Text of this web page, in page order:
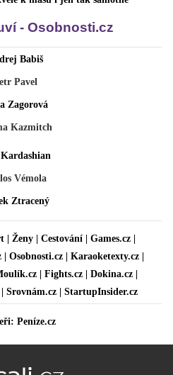
- Osobnosti.cz
Babiš
Pavel
Zagorová
Kazmitch
Vémola
Ztracený
| Ženy| Cestování| Games.cz|
| Osobnosti.cz | Karaoketexty.cz |
| Fights.cz| Dokina.cz|
| Srovnám.cz | StartupInsider.cz
Peníze.cz